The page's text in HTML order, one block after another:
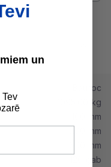
Bauroc
1095.00 kg
100 mm
200 mm
600 mm
120 gab
un